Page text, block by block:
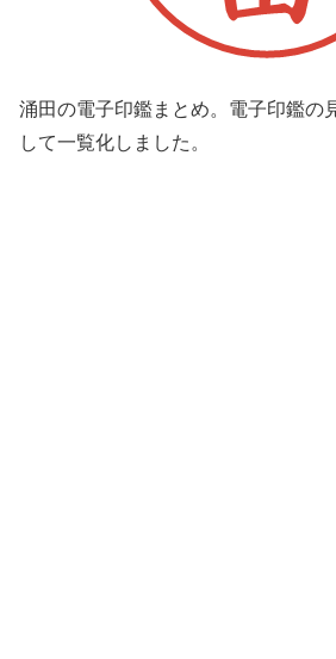
涌田の電子印鑑まとめ。電子印鑑の
して一覧化しました。